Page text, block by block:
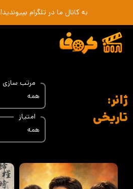
به کانال ما در تلگرام بپیوندید!
ژانر:
تاریخی
مرتب سازی
همه
امتیاز
همه